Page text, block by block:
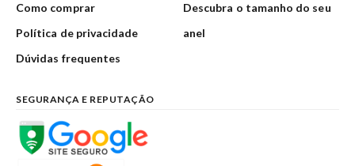
Como comprar
Política de privacidade
Dúvidas frequentes
Descubra o tamanho do seu
anel
SEGURANÇA E REPUTAÇÃO